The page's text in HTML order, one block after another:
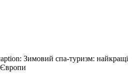
Зимовий спа-туризм: найкращі
Європи